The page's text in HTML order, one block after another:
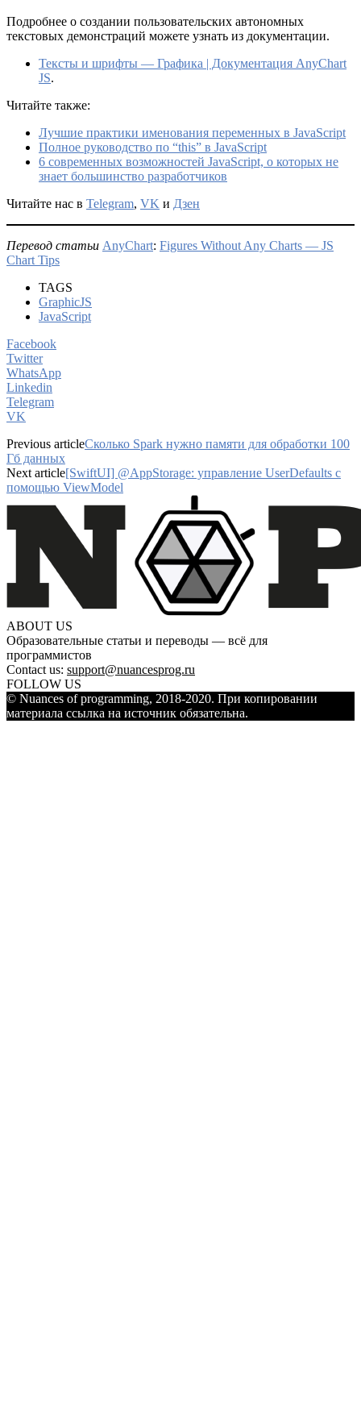
Подробнее о создании пользовательских автономных
текстовых демонстраций можете узнать из документации.
Тексты и шрифты — Графика | Документация AnyChart
JS.
Читайте также:
Лучшие практики именования переменных в JavaScript
Полное руководство по “this” в JavaScript
6 современных возможностей JavaScript, о которых не
знает большинство разработчиков
Читайте нас в Telegram, VK и Дзен
Перевод статьи AnyChart: Figures Without Any Charts — JS
Chart Tips
TAGS
GraphicJS
JavaScript
Facebook
Twitter
WhatsApp
Linkedin
Telegram
VK
Previous articleСколько Spark нужно памяти для обработки 100
Гб данных
Next article[SwiftUI] @AppStorage: управление UserDefaults с
помощью ViewModel
ABOUT US
Образовательные статьи и переводы — всё для
программистов
Contact us: support@nuancesprog.ru
FOLLOW US
© Nuances of programming, 2018-2020. При копировании
материала ссылка на источник обязательна.